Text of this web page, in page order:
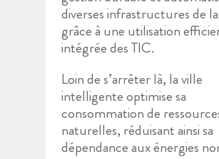
diverses infrastructures de
grâce à une utilisation
intégrée des TIC.
Loin de s’arrêter là, la ville
intelligente optimise sa
consommation de
naturelles, réduisant ainsi sa
dépendance aux énergies